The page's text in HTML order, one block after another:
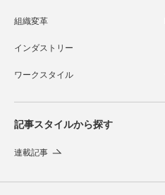
組織変革
インダストリー
ワークスタイル
記事スタイルから探す
連載記事